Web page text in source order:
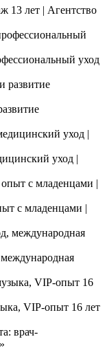
13 лет | Агентство
уход
уход |
с младенцами |
VIP-опыт 16 лет